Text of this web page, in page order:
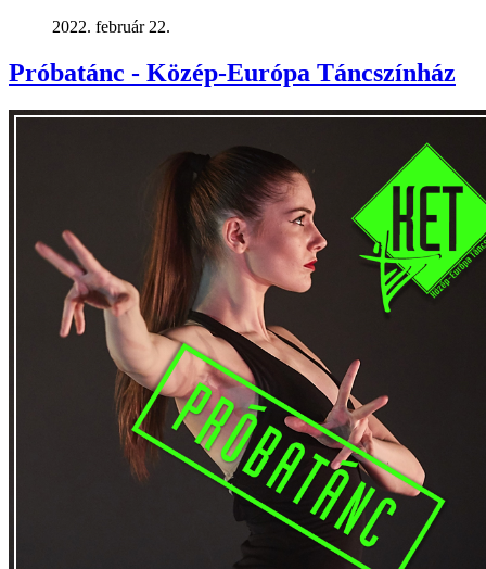
2022. február 22.
Próbatánc - Közép-Európa Táncszínház